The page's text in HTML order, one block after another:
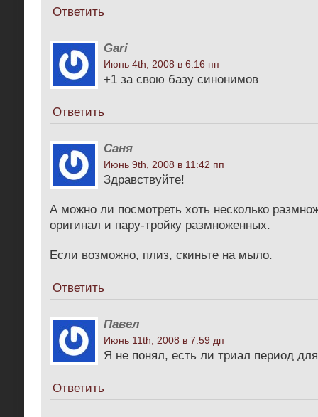
Ответить
Gari
Июнь 4th, 2008 в 6:16 пп
+1 за свою базу синонимов
Ответить
Саня
Июнь 9th, 2008 в 11:42 пп
Здравствуйте!
А можно ли посмотреть хоть несколько
оригинал и пару-тройку размноженных.
Если возможно, плиз, скиньте на мыло.
Ответить
Павел
Июнь 11th, 2008 в 7:59 дп
Я не понял, есть ли триал период
Ответить